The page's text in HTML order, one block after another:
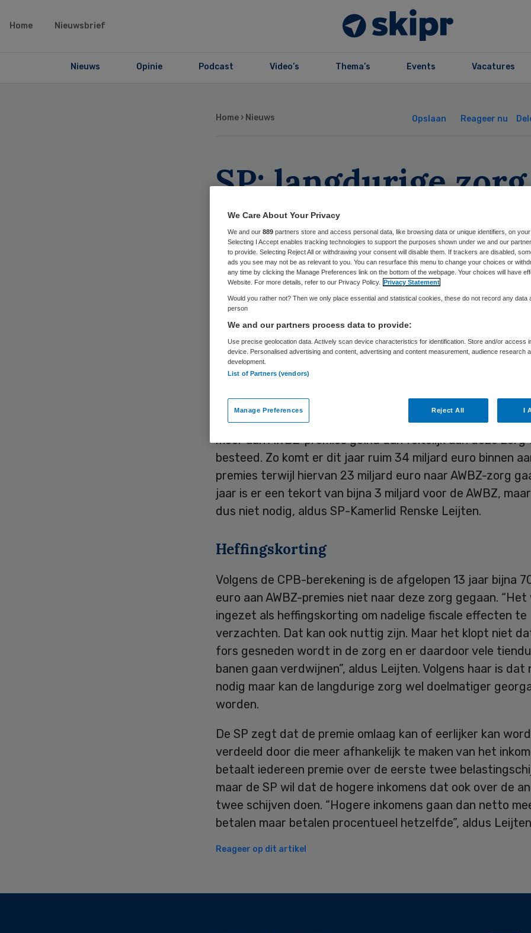
Home Nieuwsbrief
Nieuws Opinie Podcast Video’s Thema’s Events Vacatures
Home › Nieuws Opslaan Reageer nu
SP: langdurige
wel betaalbaar
Skipr Redactie 5 augustus 2014,07:29 28 keer gelezen
De langdurige zorg (AWBZ) is helemaal niet te duur en
niet onhoudbaar te worden in de toekomst, zoals het
steeds beweert. Dat stelt de SP dinsdag naar aanleiding
doorrekening die de partij heeft laten verrichten door het
Sinds de belastingherziening in 2001 wordt jaarlijks
meer aan AWBZ-premies geïnd dan feitelijk aan deze
besteed. Zo komt er dit jaar ruim 34 miljard euro binnen
premies terwijl hiervan 23 miljard euro naar AWBZ-zorg
jaar is er een tekort van bijna 3 miljard voor de AWBZ,
dus niet nodig, aldus SP-Kamerlid Renske Leijten.
Heffingskorting
Volgens de CPB-berekening is de afgelopen 13 jaar bijna
euro aan AWBZ-premies niet naar deze zorg gegaan.
ingezet als heffingskorting om nadelige fiscale effecten te
verzachten. Dat kan ook nuttig zijn. Maar het klopt niet
fors gesneden wordt in de zorg en er daardoor vele
banen gaan verdwijnen”, aldus Leijten. Volgens haar is dat
nodig maar kan de langdurige zorg wel doelmatiger
worden.
De SP zegt dat de premie omlaag kan of eerlijker kan
verdeeld door die meer afhankelijk te maken van het
betaalt iedereen premie over de eerste twee
maar de SP wil dat de hogere inkomens dat ook over de
twee schijven doen. “Hogere inkomens gaan dan netto
betalen maar betalen procentueel hetzelfde”, aldus
Reageer op dit artikel
We Care About Your Privacy
We and our 889 partners store and access personal data, like browsing data or unique identifiers, on your
Selecting I Accept enables tracking technologies to support the purposes shown under we and our
to provide. Selecting Reject All or withdrawing your consent will disable them. If trackers are disabled,
ads you see may not be as relevant to you. You can resurface this menu to change your choices or
any time by clicking the Manage Preferences link on the bottom of the webpage. Your choices will have
Website. For more details, refer to our Privacy Policy. Privacy Statement
Would you rather not? Then we only place essential and statistical cookies, these do not record any data
person
We and our partners process data to provide:
Use precise geolocation data. Actively scan device characteristics for identification. Store and/or access
device. Personalised advertising and content, advertising and content measurement, audience research
development.
List of Partners (vendors)
Manage Preferences Reject All I